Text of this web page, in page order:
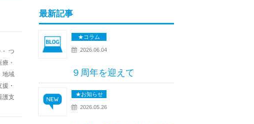
・つ
療 ・
地域
援 ・
護支
最新記事
★コラム
2026.06.04
９周年を迎えて
★お知らせ
2026.05.26